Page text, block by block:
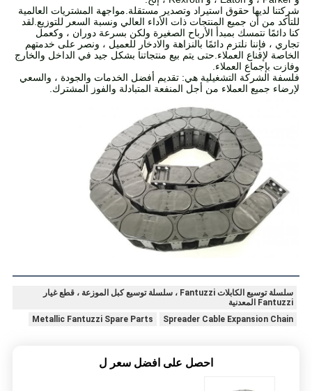
شركتنا لديها حقوق استيراد وتصدير مستقلة.مواجهة المشتريات العالمية
للتأكد من أن جميع المنتجات ذات الأداء العالي ونسبة السعر للتوزيع.لقد
كنا دائمًا نتمسك بمبدأ الأرباح الصغيرة ولكن بسرعة دوران ، وكعمل
تجاري ، فإننا نلتزم دائمًا بالنزاهة والادخار للعميل ، ونصر على خدمتهم
الخاصة لإقناع العملاء.حتى يتم بيع منتجاتنا بشكل جيد في الداخل والخارج
وفازت بإجماع العملاء.
فلسفة الشركة التشغيلية هي: تقديم أفضل الخدمات والجودة ، والسعي
لإرضاء جميع العملاء من أجل المنفعة المتبادلة والفوز المشترك.
سلسلة توسيع الكابلات Fantuzzi ، سلسلة توسيع كبل الموزعة ، قطع غيار
Fantuzzi المعدنية
Spreader Cable Expansion Chain
Metallic Fantuzzi Spare Parts
احصل على افضل سعر ل